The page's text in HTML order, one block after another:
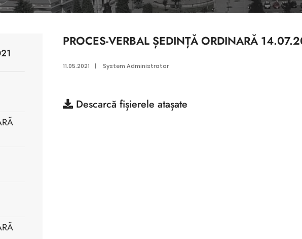
PROCES-VERBAL ȘEDINȚĂ ORDINARĂ
11.05.2021 | System Administrator
Descarcă fișierele atașate